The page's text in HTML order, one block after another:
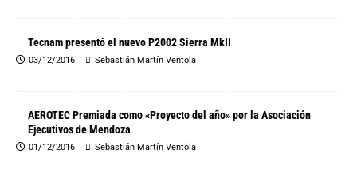
Tecnam presentó el nuevo P2002 Sierra MkII
03/12/2016 Sebastián Martín Ventola
AEROTEC Premiada como «Proyecto del año» por la Asociación
Ejecutivos de Mendoza
01/12/2016 Sebastián Martín Ventola